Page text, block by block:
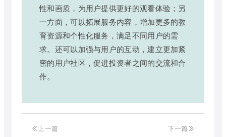
性和画质，为用户提供更好的观看体验；另
一方面，可以拓展服务内容，增加更多的教
育资源和个性化服务，满足不同用户的需
求。还可以加强与用户的互动，建立更加紧
密的用户社区，促进投资者之间的交流和合
作。
上一篇 下一篇